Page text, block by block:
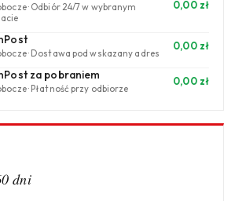
· Odbiór 24/7 w wybranym
0,00 zł
· Dostawa pod wskazany adres
0,00 zł
za pobraniem
· Płatność przy odbiorze
0,00 zł
dni